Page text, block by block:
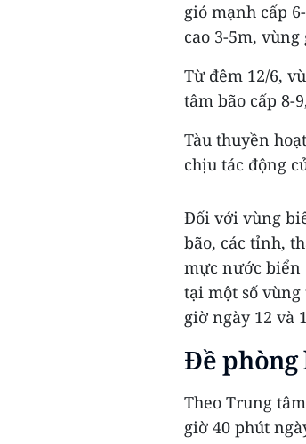
gió mạnh cấp
cao 3-5m,
Từ đêm 12/6,
tâm bão cấp 8-
Tàu thuyền
chịu tác động
Đối với vùng
bão, các tỉnh,
mực nước biển
tại một số
giờ ngày 12 và
Đề phòng
Theo Trung
giờ 40 phút